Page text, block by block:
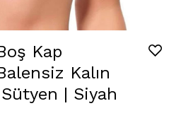
Kap
Kalın
Sütyen | Siyah